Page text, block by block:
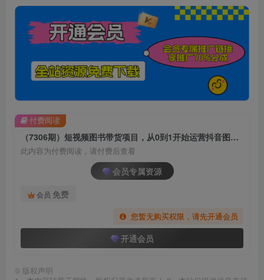
（7306期）短视频图书带货项目，从0到1开始运营抖音图书账号（10节课）
此内容为付费阅读，请付费后查看
会员专属资源
会员 免费
您暂无购买权限，请先开通会员
开通会员
付费阅读
© 版权声明